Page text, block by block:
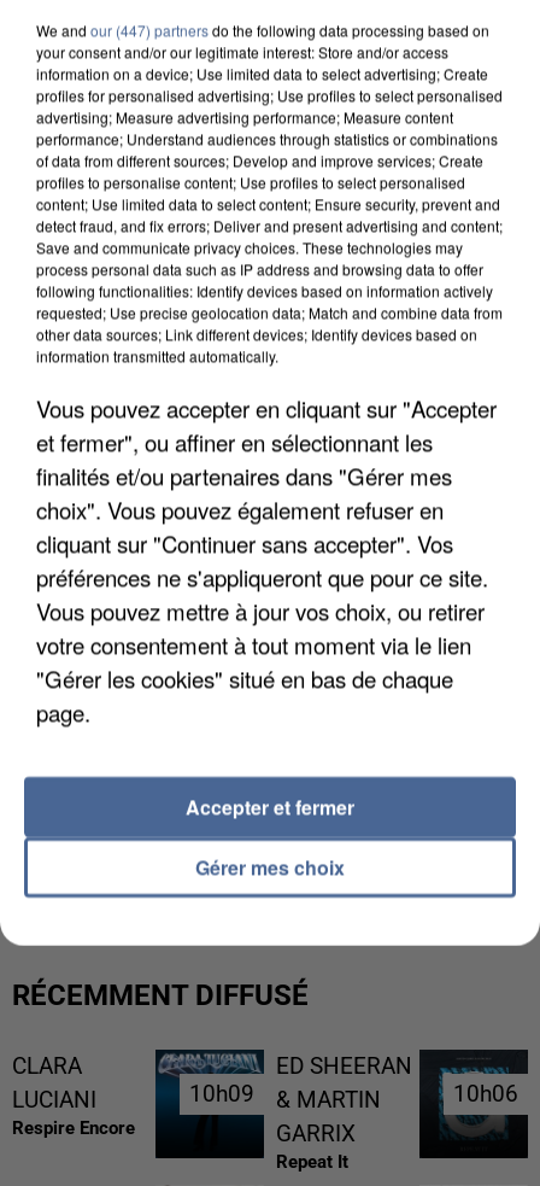
APRÈS TOUTES CES CANICULES, LES REFUGES
DE FAUNE SAUVAGE SONT...
L’UN DES FONDATEURS SUPPOSÉS DE LA DZ
MAFIA INTERPELLÉ EN ALGÉRIE
RÉCEMMENT DIFFUSÉ
CLARA
LUCIANI
Respire Encore
10h09
10h09
ED SHEERAN
& MARTIN
GARRIX
Repeat It
10h06
10h06
We and our (447) partnersdo the following data processing based on
your consent and/or our legitimate interest: Store and/or access
information on a device; Use limited data to select advertising; Create
profiles for personalised advertising; Use profiles to select personalised
advertising; Measure advertising performance; Measure content
performance; Understand audiences through statistics or combinations
of data from different sources; Develop and improve services; Create
profiles to personalise content; Use profiles to select personalised
content; Use limited data to select content; Ensure security, prevent and
detect fraud, and fix errors; Deliver and present advertising and content;
Save and communicate privacy choices. These technologies may
process personal data such as IP address and browsing data to offer
following functionalities: Identify devices based on information actively
requested; Use precise geolocation data; Match and combine data from
other data sources; Link different devices; Identify devices based on
information transmitted automatically.
Vous pouvez accepter en cliquant sur "Accepter
et fermer", ou affiner en sélectionnant les
finalités et/ou partenaires dans "Gérer mes
choix". Vous pouvez également refuser en
cliquant sur "Continuer sans accepter". Vos
préférences ne s'appliqueront que pour ce site.
Vous pouvez mettre à jour vos choix, ou retirer
votre consentement à tout moment via le lien
"Gérer les cookies" situé en bas de chaque
page.
Gérer mes choix
Accepter et fermer